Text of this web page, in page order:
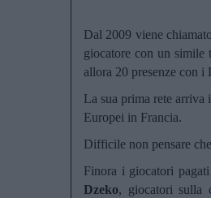
Dal 2009 viene
giocatore con un
allora 20 presenze con
La sua prima rete
Europei in Francia.
Difficile non pensare
Finora i giocatori
Dzeko, giocatori sulla